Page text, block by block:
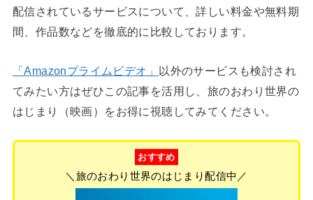
配信されているサービスについて、詳しい料金や無料期
間、作品数などを徹底的に比較しております。
「Amazonプライムビデオ」 以外のサービスも検討され
てみたい方はぜひこの記事を活用し、旅のおわり世界の
はじまり（映画）をお得に視聴してみてください。
おすすめ
＼旅のおわり世界のはじまり配信中／